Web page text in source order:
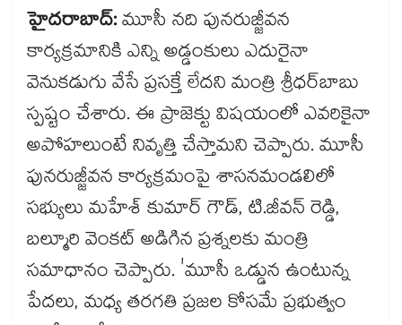
హైదరాబాద్:మూసీ నది పునరుజ్జీవన
కార్యక్రమానికి ఎన్ని అడ్డంకులు ఎదురైనా
వెనుకడుగు వేసే ప్రసక్తే లేదని మంత్రి శ్రీధర్​బాబు
స్పష్టం చేశారు. ఈ ప్రాజెక్టు విషయంలో ఎవరికైనా
అపోహలుంటే నివృత్తి చేస్తామని చెప్పారు. మూసీ
పునరుజ్జీవన కార్యక్రమంపై శాసనమండలిలో
సభ్యులు మహేశ్​ కుమార్ గౌడ్, టి.జీవన్​ రెడ్డి,
బల్మూరి వెంకట్ అడిగిన ప్రశ్నలకు మంత్రి
సమాధానం చెప్పారు. 'మూసీ ఒడ్డున ఉంటున్న
పేదలు, మధ్య తరగతి ప్రజల కోసమే ప్రభుత్వం